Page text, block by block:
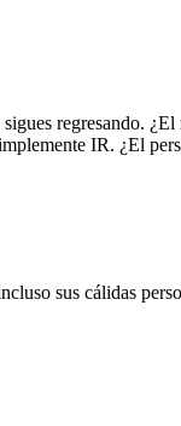
regresando.
IR. ¿El
sus cálidas